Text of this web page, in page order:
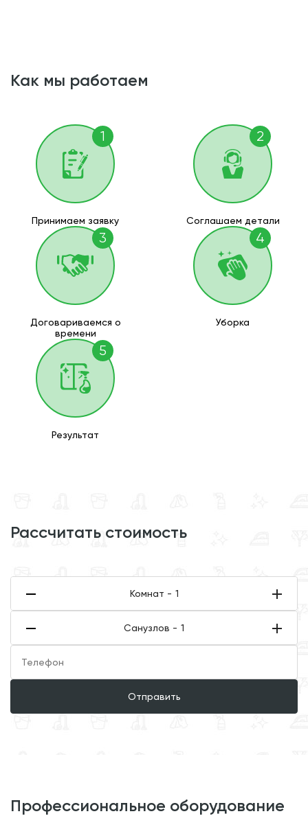
как мы работаем
1
Принимаем заявку
2
Соглашаем детали
3
Договариваемся о
времени
4
Уборка
5
Результат
рассчитать стоимость
Комнат - 1
Санузлов - 1
Отправить
профессиональное оборудование